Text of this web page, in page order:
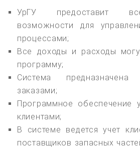
УрГУ предоставит
возможности для
процессами;
Все доходы и расходы
программу;
Система
заказами;
Программное обеспечение
клиентами;
В системе ведется учет
поставщиков запасных